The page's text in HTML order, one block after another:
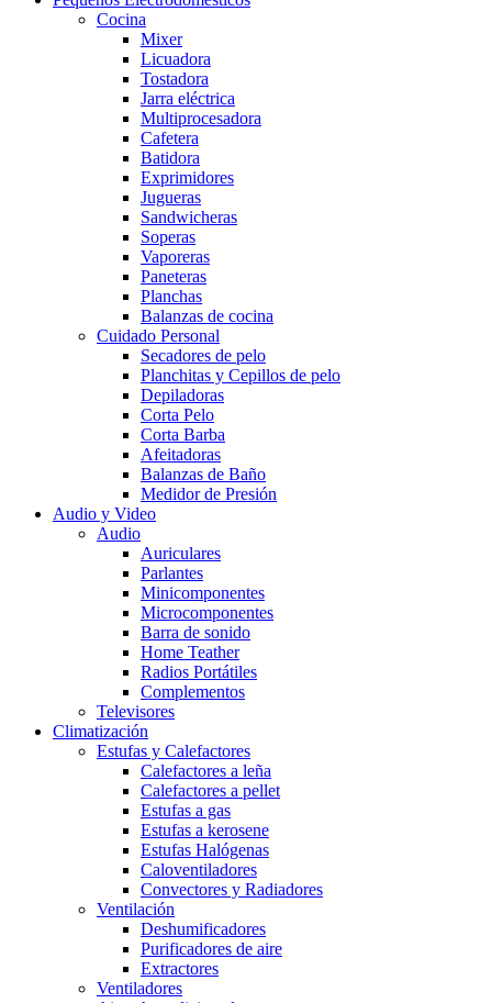
Cocina
Mixer
Licuadora
Tostadora
Jarra eléctrica
Multiprocesadora
Cafetera
Batidora
Exprimidores
Jugueras
Sandwicheras
Soperas
Vaporeras
Paneteras
Planchas
Balanzas de cocina
Cuidado Personal
Secadores de pelo
Planchitas y Cepillos de pelo
Depiladoras
Corta Pelo
Corta Barba
Afeitadoras
Balanzas de Baño
Medidor de Presión
Audio y Video
Audio
Auriculares
Parlantes
Minicomponentes
Microcomponentes
Barra de sonido
Home Teather
Radios Portátiles
Complementos
Televisores
Climatización
Estufas y Calefactores
Calefactores a leña
Calefactores a pellet
Estufas a gas
Estufas a kerosene
Estufas Halógenas
Caloventiladores
Convectores y Radiadores
Ventilación
Deshumificadores
Purificadores de aire
Extractores
Ventiladores